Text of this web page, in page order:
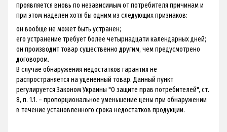
проявляется вновь по независимым от потребителя причинам и
при этом наделен хотя бы одним из следующих признаков:
он вообще не может быть устранен;
его устранение требует более четырнадцати календарных дней;
он производит товар существенно другим, чем предусмотрено
договором.
В случае обнаружения недостатков гарантия не
распространяется на уцененный товар. Данный пункт
регулируется Законом Украины "О защите прав потребителей", ст.
8, п. 1.1. – пропорциональное уменьшение цены при обнаружении
в течение установленного срока недостатков продукции.